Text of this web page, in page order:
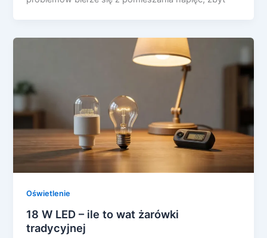
Oświetlenie
18 W LED – ile to wat żarówki
tradycyjnej